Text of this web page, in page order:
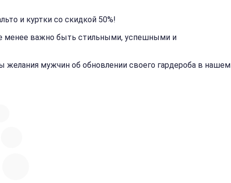
и куртки со скидкой 50%!
менее важно быть ‎стильными, успешными и
желания мужчин об обновлении своего гардероба в нашем